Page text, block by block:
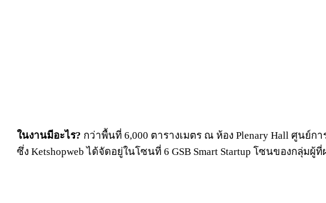
ในงานมีอะไร? กว่าพื้นที่ 6,000 ตารางเมตร ณ ห้อง Plenary Hall ศูนย์ก
ซึ่ง Ketshopweb ได้จัดอยู่ในโซนที่ 6 GSB Smart Startup โซนของกลุ่มผู้